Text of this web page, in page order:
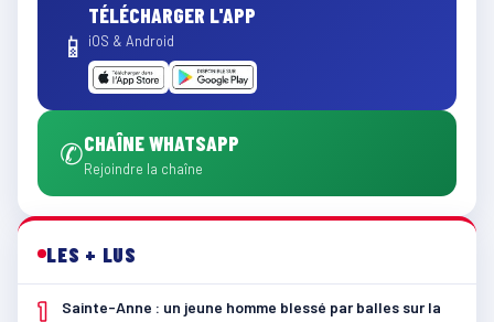
📱
TÉLÉCHARGER L'APP
iOS & Android
✆CHAÎNE WHATSAPP
Rejoindre la chaîne
LES + LUS
1
Sainte-Anne : un jeune homme blessé par balles sur la